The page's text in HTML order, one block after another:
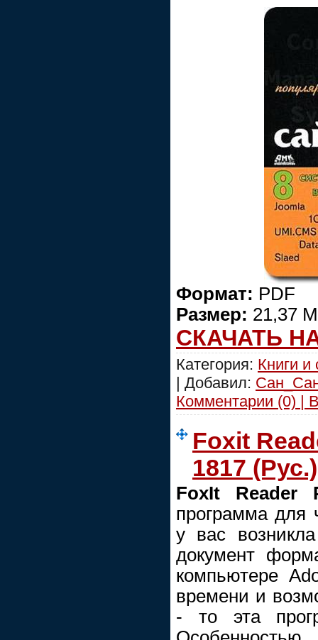
Формат: PDF
Размер: 21,37
СКАЧАТЬ
Категория: Книги и
| Добавил:
Комментарии (0) |
Foxit
1817 (Рус.)
FoxIt Reader
программа для
у вас
документ
компьютере
времени и
- то эта